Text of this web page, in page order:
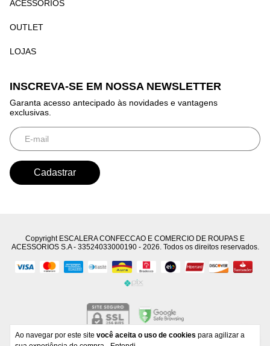
Ao navegar por este site você aceita o uso de cookies para agilizar a
ACESSÓRIOS
OUTLET
LOJAS
INSCREVA-SE EM NOSSA NEWSLETTER
Garanta acesso antecipado às novidades e vantagens
exclusivas.
Copyright ESCALERA CONFECCAO E COMERCIO DE ROUPAS E
ACESSORIOS S.A - 33524033000190 - 2026. Todos os direitos reservados.
Developed by